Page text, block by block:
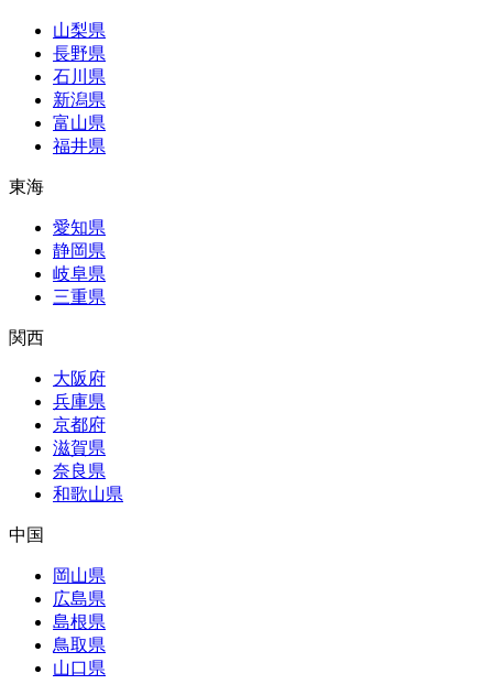
山梨県
長野県
石川県
新潟県
富山県
福井県
東海
愛知県
静岡県
岐阜県
三重県
関西
大阪府
兵庫県
京都府
滋賀県
奈良県
和歌山県
中国
岡山県
広島県
島根県
鳥取県
山口県